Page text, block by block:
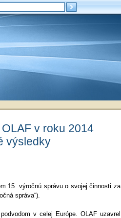
v roku 2014
výsledky
15. výročnú správu o svojej činnosti za
správa“).
v celej Európe. OLAF uzavrel